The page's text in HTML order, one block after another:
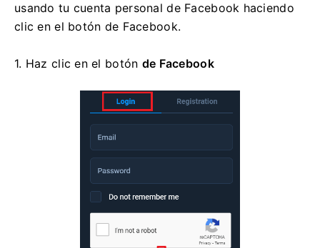
usando tu cuenta personal de Facebook haciendo
clic en el botón de Facebook.
1. Haz clic en el botón de Facebook